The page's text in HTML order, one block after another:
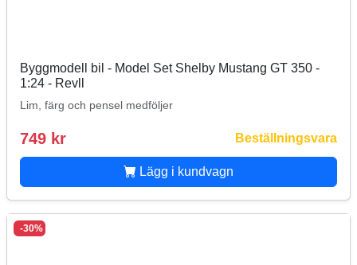
Byggmodell bil - Model Set Shelby Mustang GT 350 -
1:24 - Revll
Lim, färg och pensel medföljer
749 kr Beställningsvara
Lägg i kundvagn
-30%